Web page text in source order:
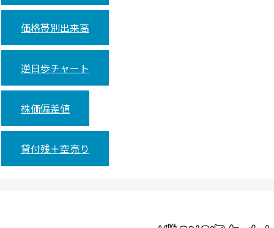
価格帯別出来高
逆日歩チャート
株価偏差値
貸付残＋空売り